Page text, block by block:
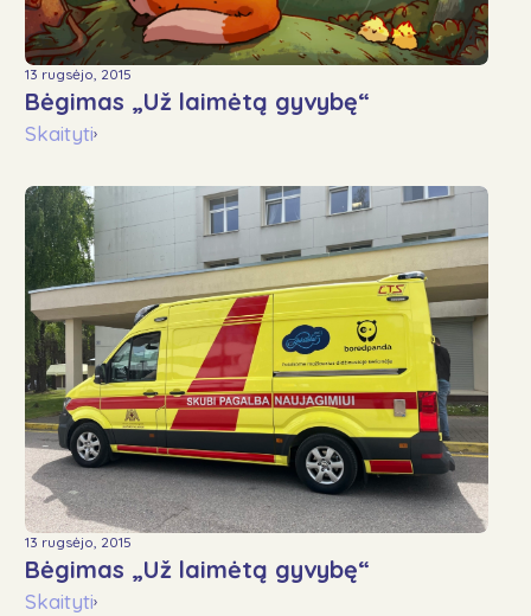
13 rugsėjo, 2015
Bėgimas „Už laimėtą gyvybę“
Skaityti›
13 rugsėjo, 2015
Bėgimas „Už laimėtą gyvybę“
Skaityti›